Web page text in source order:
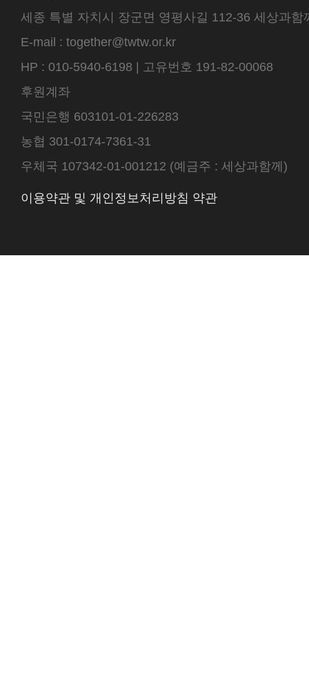
세종 특별 자치시 장군면 영평사길 112-36 세상과
E-mail : together@twtw.or.kr
HP : 010-5940-6198 | 고유번호 191-82-00068
후원계좌
국민은행 603101-01-226283
농협 301-0174-7361-31
우체국 107342-01-001212 (예금주 : 세상과함께)
이용약관 및 개인정보처리방침 약관